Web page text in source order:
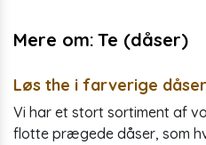
Mere om: Te (dåser)
Løs the i farverige dåser
Vi har et stort sortiment af
flotte prægede dåser, som